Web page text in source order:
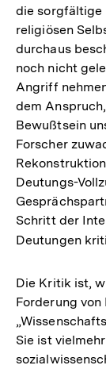
die sorgfältige
religiösen
durchaus
noch nicht
Angriff
dem
Bewußtsein
Forscher
Deutungs-
Schritt der
Deutungen
Die Kritik ist,
Forderung
Sie ist